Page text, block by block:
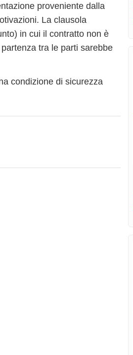
proveniente dalla
La clausola
in cui il contratto non è
tra le parti sarebbe
condizione di sicurezza